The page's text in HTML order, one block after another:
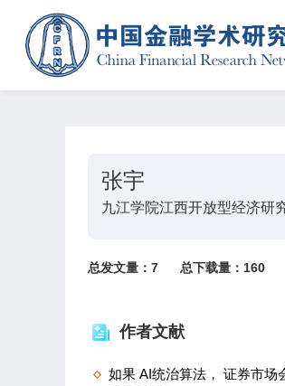
张宇
九江学院江西开放型经济研
总发文量： 7 总下载量： 160
作者文献
如果 AI统治算法， 证券市